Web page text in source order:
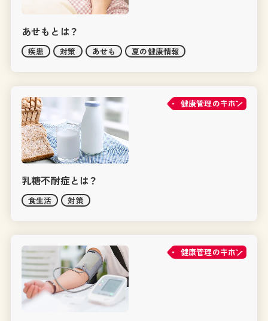
あせもとは？
疾患 対策 あせも 夏の健康情報
健康管理の
乳糖不耐症とは？
食生活 対策
健康管理の